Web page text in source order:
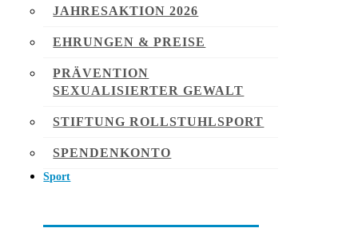
JAHRESAKTION 2026
EHRUNGEN & PREISE
PRÄVENTION
SEXUALISIERTER GEWALT
STIFTUNG ROLLSTUHLSPORT
SPENDENKONTO
Sport